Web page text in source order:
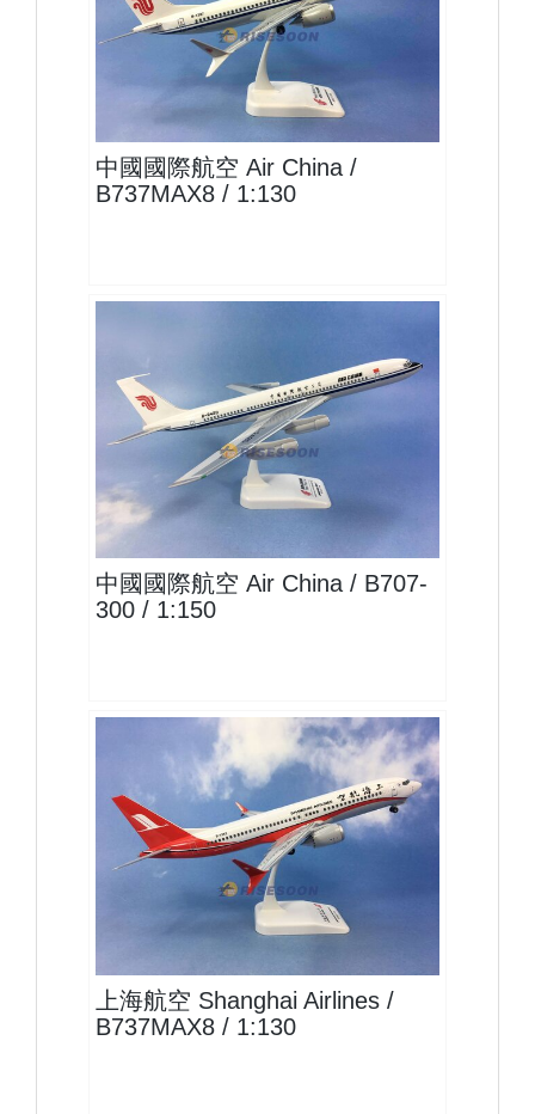
CCA13B73M801 $1600
中國國際航空 Air China /
B737MAX8 / 1:130
CCA15B707P01
查看
中國國際航空 Air China / B707-
300 / 1:150
CSH13B73M801-1
上海航空 Shanghai Airlines /
B737MAX8 / 1:130